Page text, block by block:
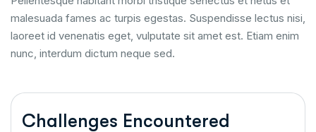
malesuada fames ac turpis egestas. Suspendisse lectus nisi,
laoreet id venenatis eget, vulputate sit amet est. Etiam enim
nunc, interdum dictum neque sed.
Challenges Encountered